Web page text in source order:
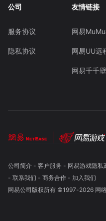
公司
服务协议
隐私协议
友情链接
网易
网易UU远
网易千千
公司简介- 客户服务 - 网易游戏隐私
- 联系我们 - 商务合作- 加入我们
网易公司版权所有 ©1997-2026 网